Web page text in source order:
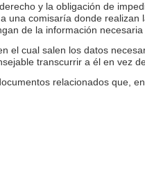
y la obligación de
comisaría donde realizan
de la información
el cual salen los datos
transcurrir a él en vez
relacionados que,